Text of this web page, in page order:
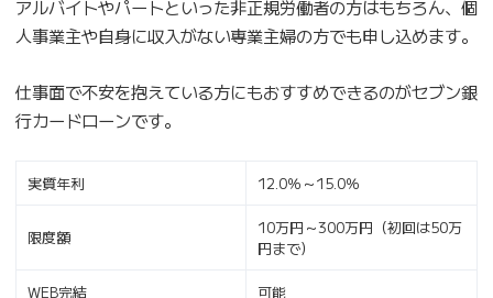
アルバイトやパートといった非正規労働者の方はもちろん、個
人事業主や自身に収入がない専業主婦の方でも申し込めます。
仕事面で不安を抱えている方にもおすすめできるのがセブン銀
行カードローンです。
実質年利 12.0％～15.0％
限度額
10万円～300万円（初回は50万
円まで）
WEB完結 可能